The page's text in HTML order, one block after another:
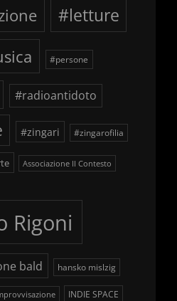
#letture
#persone
#radioantidoto
#zingari #zingarofilia
Associazione Il Contesto
Rigoni
bald hansko mislzig
INDIE SPACE